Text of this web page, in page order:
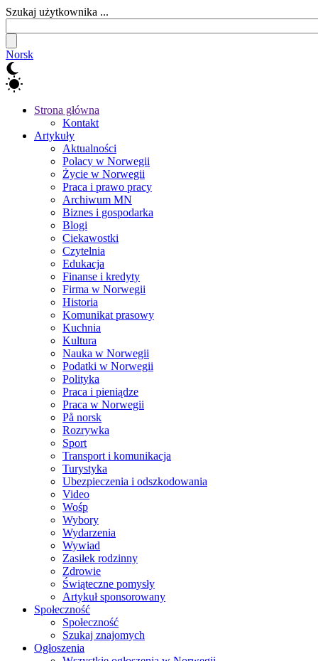
Szukaj użytkownika ...
Norsk
Strona główna
Kontakt
Artykuły
Aktualności
Polacy w Norwegii
Życie w Norwegii
Praca i prawo pracy
Archiwum MN
Biznes i gospodarka
Blogi
Ciekawostki
Czytelnia
Edukacja
Finanse i kredyty
Firma w Norwegii
Historia
Komunikat prasowy
Kuchnia
Kultura
Nauka w Norwegii
Podatki w Norwegii
Polityka
Praca i pieniądze
Praca w Norwegii
På norsk
Rozrywka
Sport
Transport i komunikacja
Turystyka
Ubezpieczenia i odszkodowania
Video
Wośp
Wybory
Wydarzenia
Wywiad
Zasiłek rodzinny
Zdrowie
Świąteczne pomysły
Artykuł sponsorowany
Społeczność
Społeczność
Szukaj znajomych
Ogłoszenia